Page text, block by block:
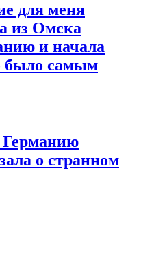
для меня
из Омска
и начала
было самым
Германию
о странном